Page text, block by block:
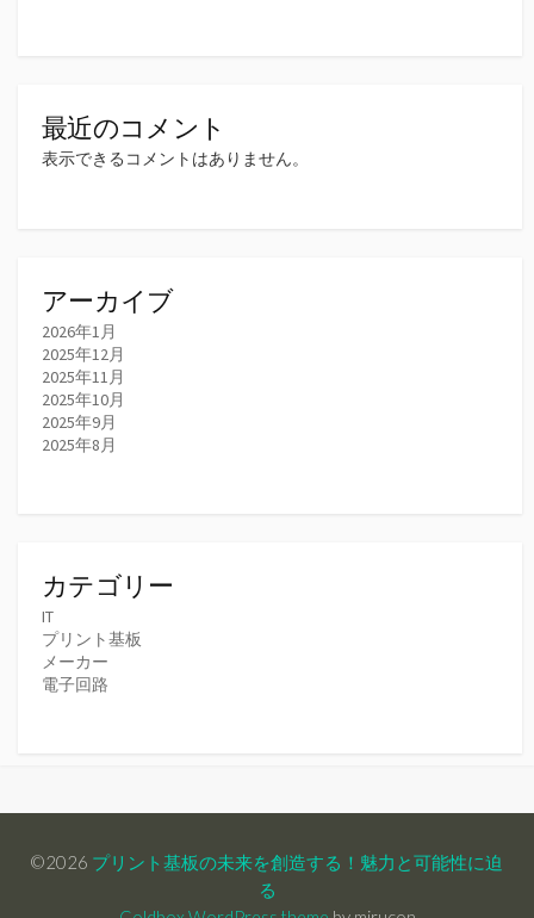
最近のコメント
表示できるコメントはありません。
アーカイブ
2026年1月
2025年12月
2025年11月
2025年10月
2025年9月
2025年8月
カテゴリー
IT
プリント基板
メーカー
電子回路
©2026 プリント基板の未来を創造する！魅力と可能性に迫
る